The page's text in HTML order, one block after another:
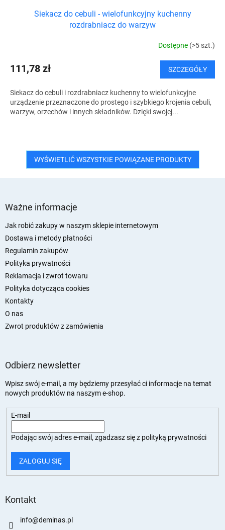
Siekacz do cebuli - wielofunkcyjny kuchenny
rozdrabniacz do warzyw
Dostępne (>5 szt.)
111,78 zł SZCZEGÓŁY
Siekacz do cebuli i rozdrabniacz kuchenny to wielofunkcyjne
urządzenie przeznaczone do prostego i szybkiego krojenia cebuli,
warzyw, orzechów i innych składników. Dzięki swojej...
WYŚWIETLIĆ WSZYSTKIE POWIĄZANE PRODUKTY
Ważne informacje
Jak robić zakupy w naszym sklepie internetowym
Dostawa i metody płatności
Regulamin zakupów
Polityka prywatności
Reklamacja i zwrot towaru
Polityka dotycząca cookies
Kontakty
O nas
Zwrot produktów z zamówienia
Odbierz newsletter
Wpisz swój e-mail, a my będziemy przesyłać ci informacje na temat
nowych produktów na naszym e-shop.
E-mail
Podając swój adres e-mail, zgadzasz się z polityką prywatności
ZALOGUJ SIĘ
Kontakt
info@deminas.pl